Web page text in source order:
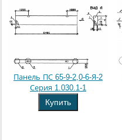
Панель ПС 65-9-2,0-6-Я-2
Серия 1.030.1-1
Купить